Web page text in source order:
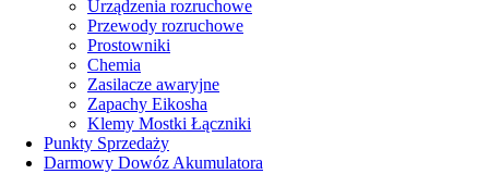
Urządzenia rozruchowe
Przewody rozruchowe
Prostowniki
Chemia
Zasilacze awaryjne
Zapachy Eikosha
Klemy Mostki Łączniki
Punkty Sprzedaży
Darmowy Dowóz Akumulatora